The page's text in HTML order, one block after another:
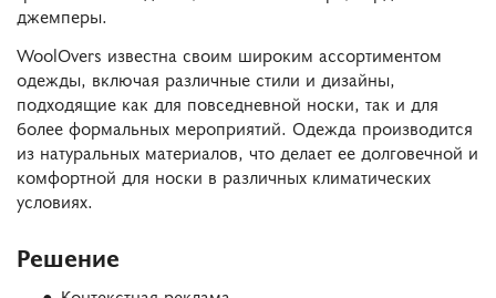
джемперы.
WoolOvers известна своим широким ассортиментом
одежды, включая различные стили и дизайны,
подходящие как для повседневной носки, так и для
более формальных мероприятий. Одежда производится
из натуральных материалов, что делает ее долговечной и
комфортной для носки в различных климатических
условиях.
Решение